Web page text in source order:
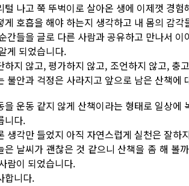
털 나고 쭉 뚜벅이로 살아온 생에 이제껏 경
게 호흡을 해야 하는지 생각하고 내 몸의 감
간들을 글로 다른 사람과 공유하고 만나서
게 되었습니다.
하지 않고, 평가하지 않고, 조언하지 않고, 충
불안과 걱정은 사라지고 앞으로 남은 산책에
을 운동 같지 않게 산책이라는 형태로 일상에
니다.
생각만 들었지 아직 자연스럽게 실천은 잘하
은 날씨가 괜찮은 것 같으니 산책을 좀 해 볼
람이 되었습니다.
합니다.